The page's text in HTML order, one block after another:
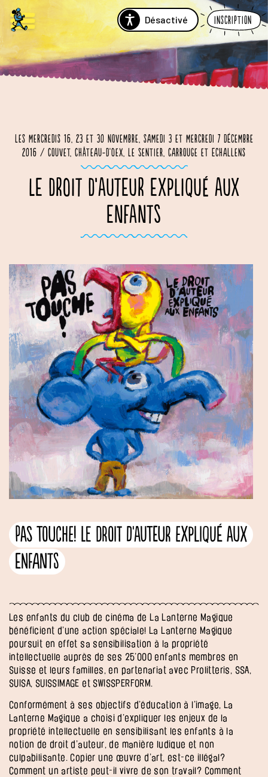
Désactivé Inscription
Les mercredis 16, 23 et 30 novembre, samedi 3 et mercredi 7 décembre
2016 / Couvet, Château-d'Oex, Le Sentier, Carrouge et Echallens
LE DROIT D’AUTEUR EXPLIQUÉ AUX
ENFANTS
Pas touche! Le droit d'auteur expliqué aux
enfants
Les enfants du club de cinéma de La Lanterne Magique
bénéficient d’une action spéciale! La Lanterne Magique
poursuit en effet sa sensibilisation à la propriété
intellectuelle auprès de ses 25’000 enfants membres en
Suisse et leurs familles, en partenariat avec Prolitteris, SSA,
SUISA, SUISSIMAGE et SWISSPERFORM.
Conformément à ses objectifs d’éducation à l’image, La
Lanterne Magique a choisi d’expliquer les enjeux de la
propriété intellectuelle en sensibilisant les enfants à la
notion de droit d’auteur, de manière ludique et non
culpabilisante. Copier une œuvre d’art, est-ce illégal?
Comment un artiste peut-il vivre de son travail? Comment